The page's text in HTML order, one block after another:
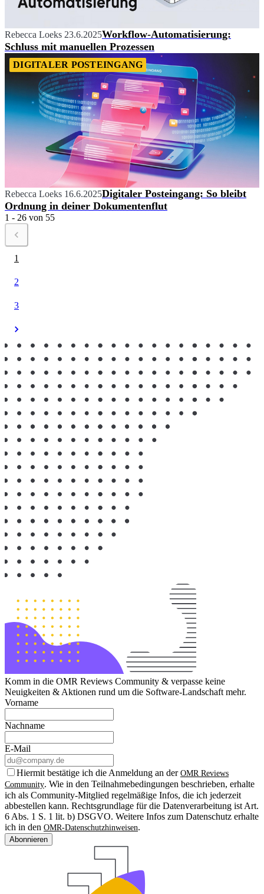
Rebecca Loeks 23.6.2025Workflow-Automatisierung:
Schluss mit manuellen Prozessen
DIGITALER POSTEINGANG
Rebecca Loeks 16.6.2025Digitaler Posteingang: So bleibt
Ordnung in deiner Dokumentenflut
1 - 26 von 55
1
2
3
Komm in die OMR Reviews Community & verpasse keine
Neuigkeiten & Aktionen rund um die Software-Landschaft mehr.
Vorname
Nachname
E-Mail
Hiermit bestätige ich die Anmeldung an der OMR Reviews
Community. Wie in den Teilnahmebedingungen beschrieben, erhalte
ich als Community-Mitglied regelmäßige Infos, die ich jederzeit
abbestellen kann. Rechtsgrundlage für die Datenverarbeitung ist Art.
6 Abs. 1 S. 1 lit. b) DSGVO. Weitere Infos zum Datenschutz erhalte
ich in den OMR-Datenschutzhinweisen.
Abonnieren